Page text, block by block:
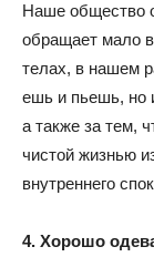
Наше общество
обращает мало
телах, в нашем
ешь и пьешь, но
а также за тем,
чистой жизнью
внутреннего
4. Хорошо